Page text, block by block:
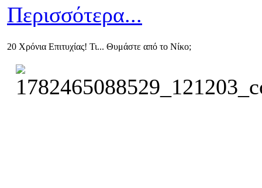
Περισσότερα...
20 Χρόνια Επιτυχίας! Τι... Θυμάστε από το Νίκο;